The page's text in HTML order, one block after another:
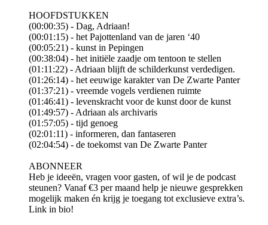
HOOFDSTUKKEN
(00:00:35) - Dag, Adriaan!
(00:01:15) - het Pajottenland van de jaren ‘40
(00:05:21) - kunst in Pepingen
(00:38:04) - het initiële zaadje om tentoon te stellen
(01:11:22) - Adriaan blijft de schilderkunst verdedigen.
(01:26:14) - het eeuwige karakter van De Zwarte Panter
(01:37:21) - vreemde vogels verdienen ruimte
(01:46:41) - levenskracht voor de kunst door de kunst
(01:49:57) - Adriaan als archivaris
(01:57:05) - tijd genoeg
(02:01:11) - informeren, dan fantaseren
(02:04:54) - de toekomst van De Zwarte Panter
ABONNEER
Heb je ideeën, vragen voor gasten, of wil je de podcast
steunen? Vanaf €3 per maand help je nieuwe gesprekken
mogelijk maken én krijg je toegang tot exclusieve extra’s.
Link in bio!